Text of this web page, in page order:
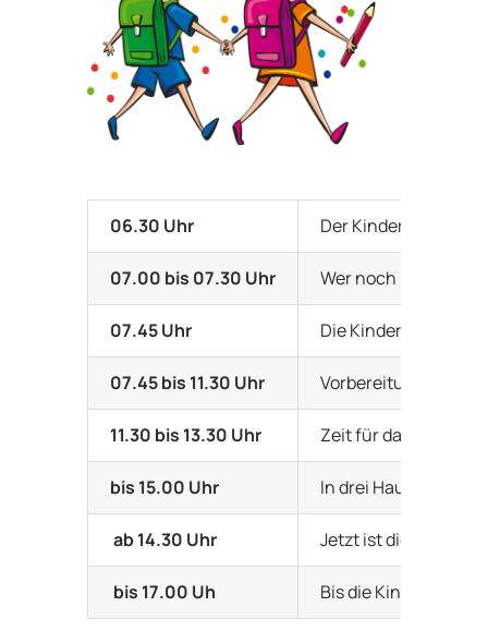
Datenverarbeitung
06.30 Uhr Der Kinderhort
07.00 bis 07.30 Uhr Wer noch nicht
07.45 Uhr Die Kinder gehen
07.45 bis 11.30 Uhr Vorbereitungszeit
11.30 bis 13.30 Uhr Zeit für das
bis 15.00 Uhr In drei
ab 14.30 Uhr Jetzt ist die
bis 17.00 Uh Bis die Kinder